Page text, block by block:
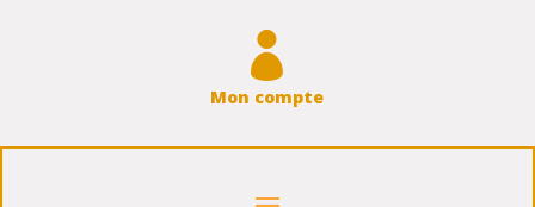

Mon compte